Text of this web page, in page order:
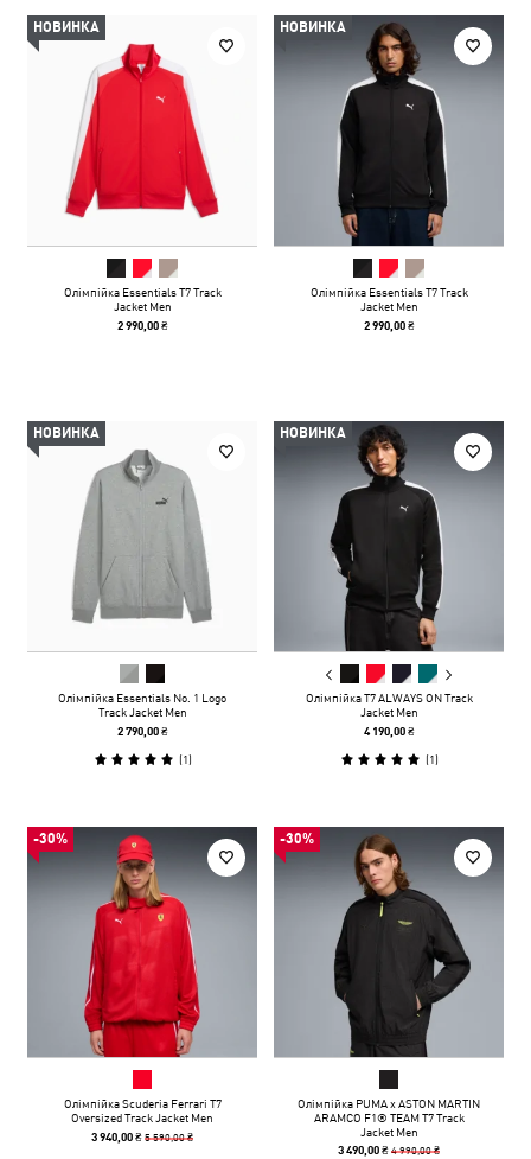
НОВИНКА
Олімпійка Essentials T7 Track
Jacket Men
2 990,00 ₴
НОВИНКА
Олімпійка Essentials T7 Track
Jacket Men
2 990,00 ₴
НОВИНКА
Олімпійка Essentials No. 1 Logo
Track Jacket Men
2 790,00 ₴
(1)
НОВИНКА
Олімпійка T7 ALWAYS ON Track
Jacket Men
4 190,00 ₴
(1)
-30%
Олімпійка Scuderia Ferrari T7
Oversized Track Jacket Men
3 940,00 ₴5 590,00 ₴
-30%
Олімпійка PUMA x ASTON MARTIN
ARAMCO F1® TEAM T7 Track
Jacket Men
3 490,00 ₴4 990,00 ₴